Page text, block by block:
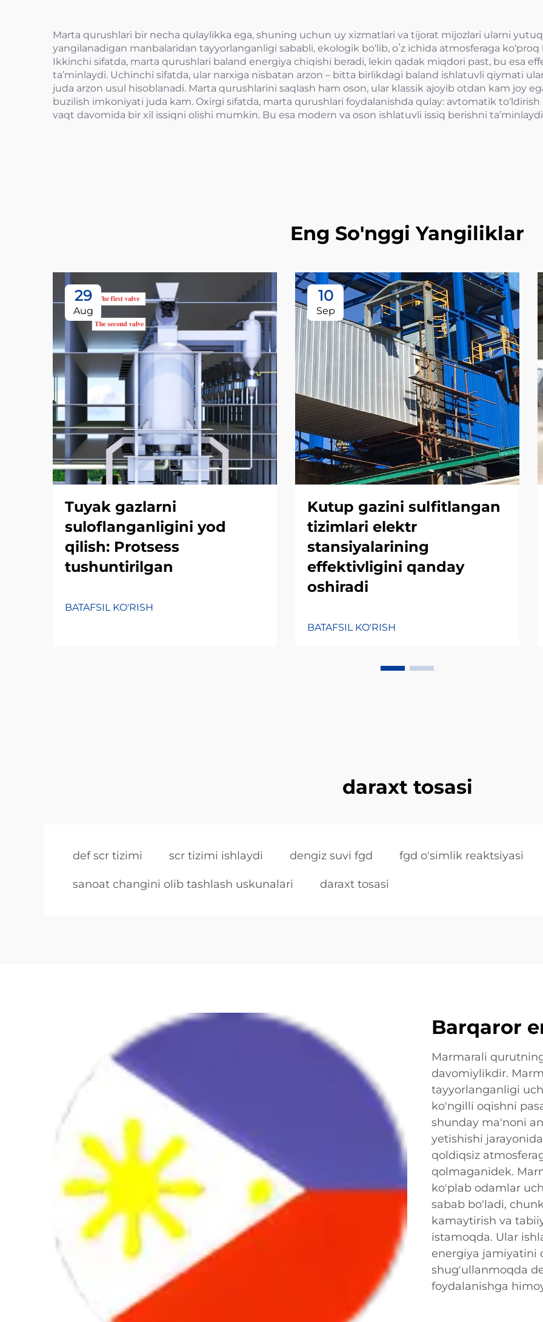
Marta qurushlari bir necha qulaylikka ega, shuning uchun uy xizmatlari va tijorat mijozlari ularni
yangilanadigan manbalaridan tayyorlanganligi sababli, ekologik bo‘lib, oʻz ichida atmosferaga
Ikkinchi sifatda, marta qurushlari baland energiya chiqishi beradi, lekin qadak miqdori past, bu esa
ta’minlaydi. Uchinchi sifatda, ular narxiga nisbatan arzon – bitta birlikdagi baland ishlatuvli qiymati
juda arzon usul hisoblanadi. Marta qurushlarini saqlash ham oson, ular klassik ajoyib otdan kam joy
buzilish imkoniyati juda kam. Oxirgi sifatda, marta qurushlari foydalanishda qulay: avtomatik
vaqt davomida bir xil issiqni olishi mumkin. Bu esa modern va oson ishlatuvli issiq berishni
Eng So'nggi Yangiliklar
29
Aug
Tuyak gazlarni
suloflanganligini yod
qilish: Protsess
tushuntirilgan
BATAFSIL KO'RISH
10
Sep
Kutup gazini sulfitlangan
tizimlari elektr
stansiyalarining
effektivligini qanday
oshiradi
BATAFSIL KO'RISH
daraxt tosasi
def scr tizimi scr tizimi ishlaydi dengiz suvi fgd fgd o'simlik reaktsiyasi
sanoat changini olib tashlash uskunalari daraxt tosasi
Barqaror
Marmarali
davomiylikdir.
tayyorlanganligi
ko'ngilli oqishni
shunday ma'noni
yetishishi
qoldiqsiz
qolmaganidek.
ko'plab odamlar
sabab bo'ladi,
kamaytirish va
istamoqda. Ular
energiya jamiyatini
shug'ullanmoqda
foydalanishga